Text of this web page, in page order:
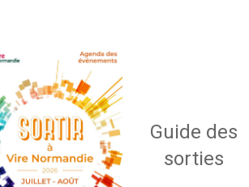
Guide des
sorties